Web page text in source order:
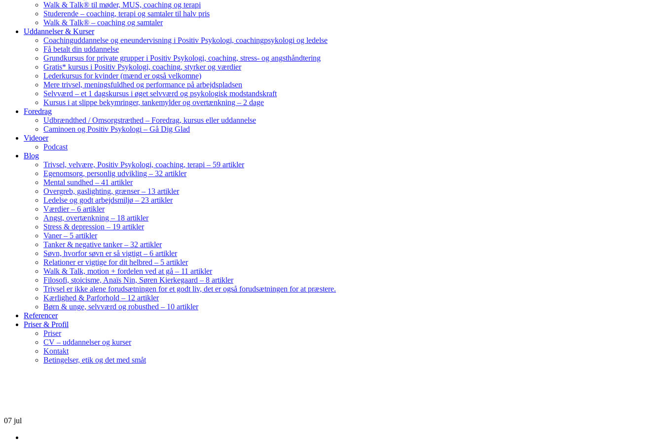
Walk & Talk® til møder, MUS, coaching og terapi
Studerende – coaching, terapi og samtaler til halv pris
Walk & Talk® – coaching og samtaler
Uddannelser & Kurser
Coachinguddannelse og eneundervisning i Positiv Psykologi, coachingpsykologi og ledelse
Få betalt din uddannelse
Grundkursus for private grupper i Positiv Psykologi, coaching, stress- og angsthåndtering
Gratis* kursus i Positiv Psykologi, coaching, styrker og værdier
Lederkursus for kvinder (mænd er også velkomne)
Mere trivsel, meningsfuldhed og performance på arbejdspladsen
Selvværd – et 1 dagskursus i øget selvværd og psykologisk modstandskraft
Kursus i at slippe bekymringer, tankemylder og overtænkning – 2 dage
Foredrag
Udbrændthed / Omsorgstræthed – Foredrag, kursus eller uddannelse
Caminoen og Positiv Psykologi – Gå Dig Glad
Videoer
Podcast
Blog
Trivsel, velvære, Positiv Psykologi, coaching, terapi – 59 artikler
Egenomsorg, personlig udvikling – 32 artikler
Mental sundhed – 41 artikler
Overgreb, gaslighting, grænser – 13 artikler
Ledelse og godt arbejdsmiljø – 23 artikler
Værdier – 6 artikler
Angst, overtænkning – 18 artikler
Stress & depression – 19 artikler
Vaner – 5 artikler
Tanker & negative tanker – 32 artikler
Søvn, hvorfor søvn er så vigtigt – 6 artikler
Relationer er vigtige for dit helbred – 5 artikler
Walk & Talk, motion + fordelen ved at gå – 11 artikler
Filosofi, stoicisme, Anaïs Nin, Søren Kierkegaard – 8 artikler
Trivsel er ikke alene forudsætningen for et godt liv, det er også forudsætningen for at præstere.
Kærlighed & Parforhold – 12 artikler
Børn & unge, selvværd og robusthed – 10 artikler
Referencer
Priser & Profil
Priser
CV – uddannelser og kurser
Kontakt
Betingelser, etik og det med småt
07 jul